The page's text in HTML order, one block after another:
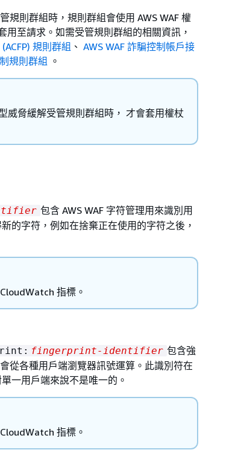
規則群組時，規則群組會使用 AWS WAF 權
至請求。如需受管規則群組的相關資訊，
規則群組 、 AWS WAF 詐騙控制帳戶接
規則群組 。
威脅緩解受管規則群組時， 才會套用權杖
包含 AWS WAF 字符管理用來識別用
的字符，例如在捨棄正在使用的字符之後，
指標。
fingerprint-identifier 包含強
從各種用戶端瀏覽器訊號運算。此識別符在
一用戶端來說不是唯一的。
指標。